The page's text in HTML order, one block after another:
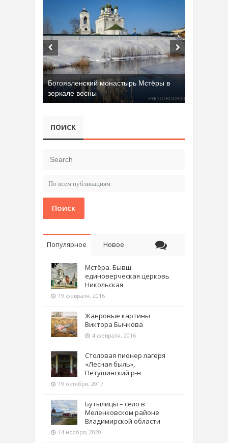
Богоявленский монастырь Мстёры в
зеркале весны
ПОИСК
Поиск
Популярное Новое
Мстёра. Бывш.
единоверческая церковь
Никольская
19 февраля, 2016
Жанровые картины
Виктора Бычкова
4 февраля, 2016
Столовая пионер лагеря
«Лесная быль»,
Петушинский р-н
19 октября, 2017
Бутылицы – село в
Меленковском районе
Владимирской области
14 ноября, 2020